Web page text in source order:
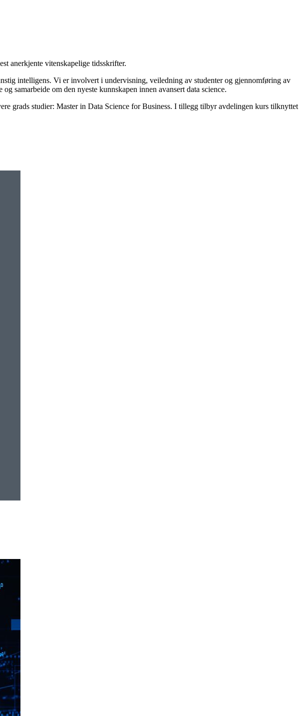
anerkjente vitenskapelige tidsskrifter.
intelligens. Vi er involvert i undervisning, veiledning av studenter og gjennomføring av
samarbeide om den nyeste kunnskapen innen avansert data science.
grads studier: Master in Data Science for Business. I tillegg tilbyr avdelingen kurs tilknyttet